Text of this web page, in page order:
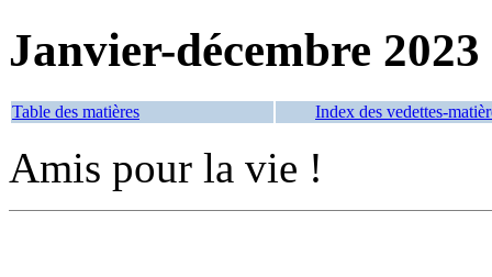
Janvier-décembre 2023
Table des matières Index des vedettes-
Amis pour la vie !